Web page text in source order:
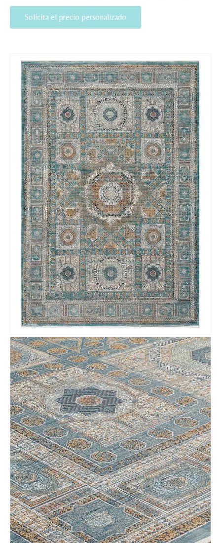
Solicita el precio personalizado